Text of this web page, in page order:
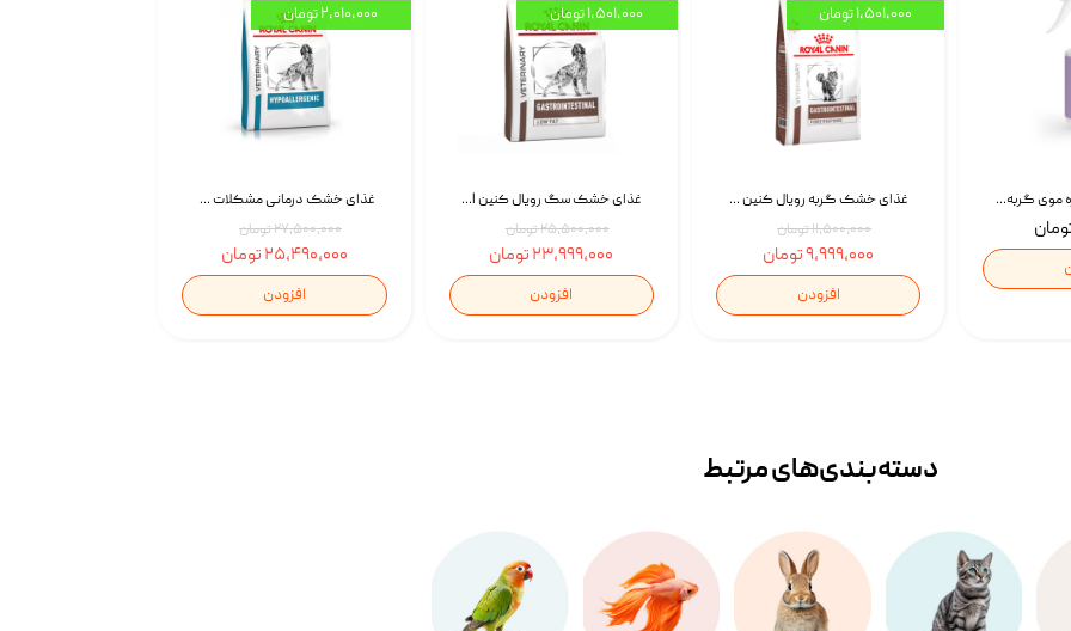
غذای خشک درمانی مشکلات گوارشی سگ رویال کنین Royal Canin Hypoallergenic وزن 7 کیلوگرم | پت استوک
۲۷,۵۰۰,۰۰۰ تومان
۲۵,۴۹۰,۰۰۰ تومان
افزودن
۲,۰۱۰,۰۰۰ تومان
غذای خشک سگ رویال کنین Royal Canin Gastrointestinal وزن 7.5 کیلوگرم | پت استوک
۲۵,۵۰۰,۰۰۰ تومان
۲۳,۹۹۹,۰۰۰ تومان
افزودن
۱,۵۰۱,۰۰۰ تومان
غذای خشک گربه رویال کنین Gastrointestinal Fibre Response وزن 2 کیلوگرم | پت استوک
۱۱,۵۰۰,۰۰۰ تومان
۹,۹۹۹,۰۰۰ تومان
افزودن
۱,۵۰۱,۰۰۰ تومان
اسپری بازکننده گره موی گربه نئوپت Neopet Detangling Spray حجم 120 میلی گرم
دسته‌بندی‌‌های مرتبط